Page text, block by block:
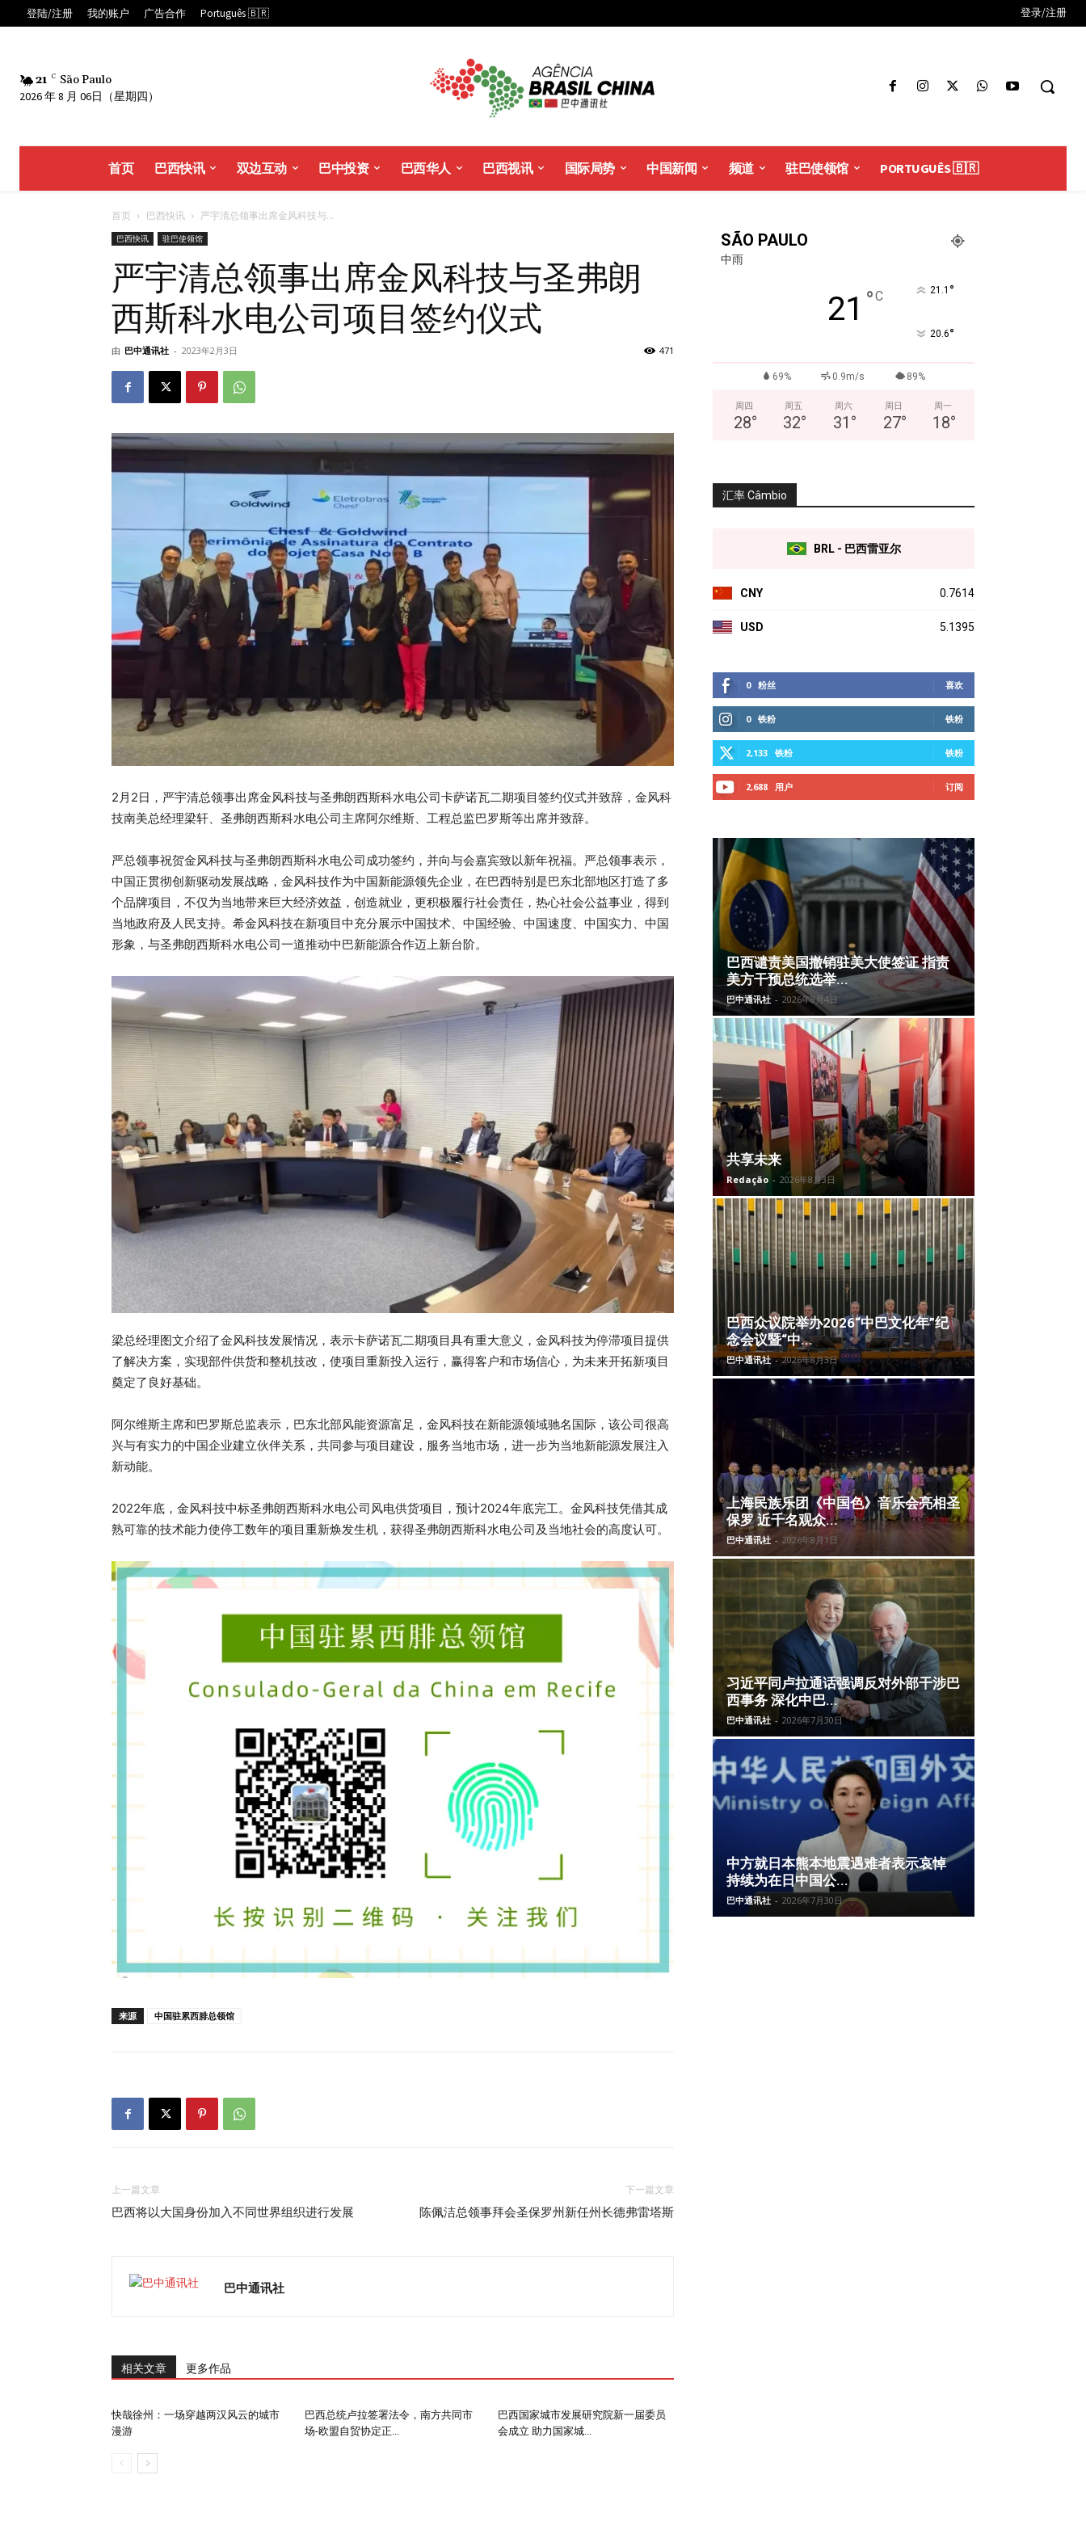
登陆/注册 我的账户 广告合作 Português 🇧🇷 登录/注册
21 C São Paulo
2026 年 8 月 06日（星期四）
首页 巴西快讯 双边互动 巴中投资 巴西华人 巴西视讯 国际局势 中国新闻 频道 驻巴使领馆 PORTUGUÊS 🇧🇷
首页 巴西快讯 严宇清总领事出席金风科技与...
巴西快讯 驻巴使领馆
严宇清总领事出席金风科技与圣弗朗
西斯科水电公司项目签约仪式
由 巴中通讯社 - 2023年2月3日 471
2月2日，严宇清总领事出席金风科技与圣弗朗西斯科水电公司卡萨诺瓦二期项目签约仪式并致辞，金风科
技南美总经理梁轩、圣弗朗西斯科水电公司主席阿尔维斯、工程总监巴罗斯等出席并致辞。
严总领事祝贺金风科技与圣弗朗西斯科水电公司成功签约，并向与会嘉宾致以新年祝福。严总领事表示，
中国正贯彻创新驱动发展战略，金风科技作为中国新能源领先企业，在巴西特别是巴东北部地区打造了多
个品牌项目，不仅为当地带来巨大经济效益，创造就业，更积极履行社会责任，热心社会公益事业，得到
当地政府及人民支持。希金风科技在新项目中充分展示中国技术、中国经验、中国速度、中国实力、中国
形象，与圣弗朗西斯科水电公司一道推动中巴新能源合作迈上新台阶。
梁总经理图文介绍了金风科技发展情况，表示卡萨诺瓦二期项目具有重大意义，金风科技为停滞项目提供
了解决方案，实现部件供货和整机技改，使项目重新投入运行，赢得客户和市场信心，为未来开拓新项目
奠定了良好基础。
阿尔维斯主席和巴罗斯总监表示，巴东北部风能资源富足，金风科技在新能源领域驰名国际，该公司很高
兴与有实力的中国企业建立伙伴关系，共同参与项目建设，服务当地市场，进一步为当地新能源发展注入
新动能。
2022年底，金风科技中标圣弗朗西斯科水电公司风电供货项目，预计2024年底完工。金风科技凭借其成
熟可靠的技术能力使停工数年的项目重新焕发生机，获得圣弗朗西斯科水电公司及当地社会的高度认可。
来源 中国驻累西腓总领馆
上一篇文章
巴西将以大国身份加入不同世界组织进行发展
下一篇文章
陈佩洁总领事拜会圣保罗州新任州长德弗雷塔斯
巴中通讯社
相关文章 更多作品
快哉徐州：一场穿越两汉风云的城市
漫游
巴西总统卢拉签署法令，南方共同市
场-欧盟自贸协定正...
巴西国家城市发展研究院新一届委员
会成立 助力国家城...
SÃO PAULO
中雨
21 °C 21.1 °
20.6°
69% 0.9m/s 89%
周四
28°
周五
32°
周六
31 °
周日
27°
周一
18°
汇率 Câmbio
BRL - 巴西雷亚尔
CNY 0.7614
USD 5.1395
0 粉丝 喜欢
0 铁粉 铁粉
2,133 铁粉 铁粉
2,688 用户 订阅
巴西谴责美国撤销驻美大使签证 指责
美方干预总统选举...
巴中通讯社 - 2026年8月4日
共享未来
Redação - 2026年8月3日
巴西众议院举办2026“中巴文化年”纪
念会议暨“中...
巴中通讯社 - 2026年8月3日
上海民族乐团《中国色》音乐会亮相圣
保罗 近千名观众...
巴中通讯社 - 2026年8月1日
习近平同卢拉通话强调反对外部干涉巴
西事务 深化中巴...
巴中通讯社 - 2026年7月30日
中方就日本熊本地震遇难者表示哀悼
持续为在日中国公...
巴中通讯社 - 2026年7月30日